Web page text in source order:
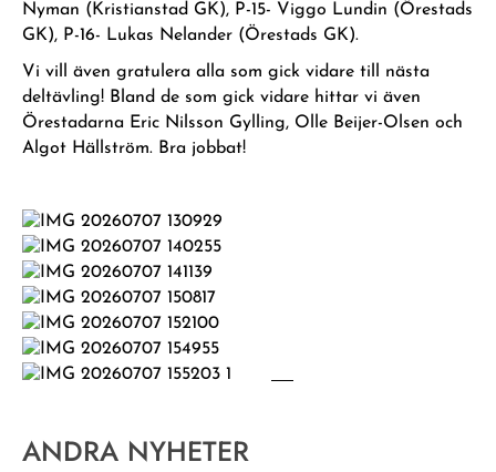
Nyman (Kristianstad GK), P-15- Viggo Lundin (Örestads
GK), P-16- Lukas Nelander (Örestads GK).
Vi vill även gratulera alla som gick vidare till nästa
deltävling! Bland de som gick vidare hittar vi även
Örestadarna Eric Nilsson Gylling, Olle Beijer-Olsen och
Algot Hällström. Bra jobbat!
ANDRA NYHETER